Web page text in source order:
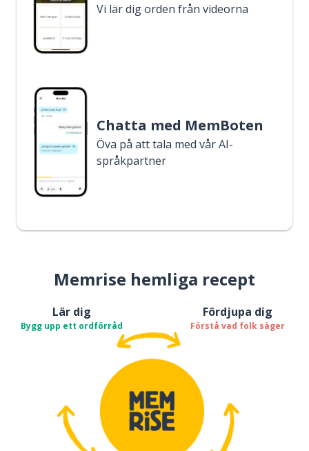
Vi lär dig orden från videorna
Chatta med MemBoten
Öva på att tala med vår AI-
språkpartner
Memrise hemliga recept
Lär dig
Bygg upp ett ordförråd
Fördjupa dig
Förstå vad folk säger